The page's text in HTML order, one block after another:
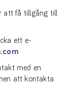
att få tillgång till
ett e-
med en
att kontakta